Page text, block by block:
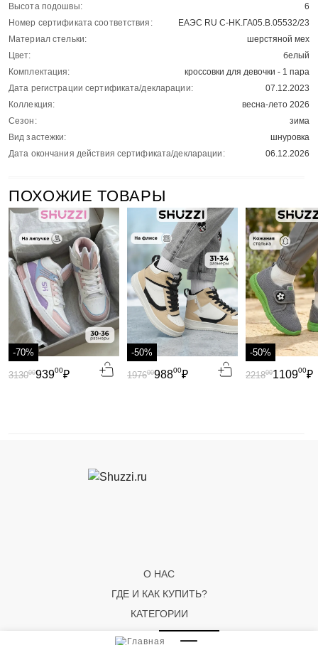
Высота подошвы:
6
Номер сертификата соответствия:
ЕАЭС RU С-HK.ГА05.В.05532/23
Материал стельки:
шерстяной мех
Цвет:
белый
Комплектация:
кроссовки для девочки - 1 пара
Дата регистрации сертификата/декларации:
07.12.2023
Коллекция:
весна-лето 2026
Сезон:
зима
Вид застежки:
шнуровка
Дата окончания действия сертификата/декларации:
06.12.2026
ПОХОЖИЕ ТОВАРЫ
-70%
93900₽
313000
-50%
98800₽
197600
-50%
110900₽
221800
О НАС
ГДЕ И КАК КУПИТЬ?
КАТЕГОРИИ